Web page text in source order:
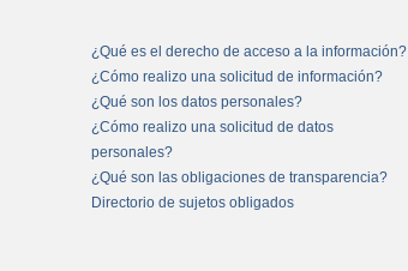
¿Qué es el derecho de acceso a la información?
¿Cómo realizo una solicitud de información?
¿Qué son los datos personales?
¿Cómo realizo una solicitud de datos
personales?
¿Qué son las obligaciones de transparencia?
Directorio de sujetos obligados